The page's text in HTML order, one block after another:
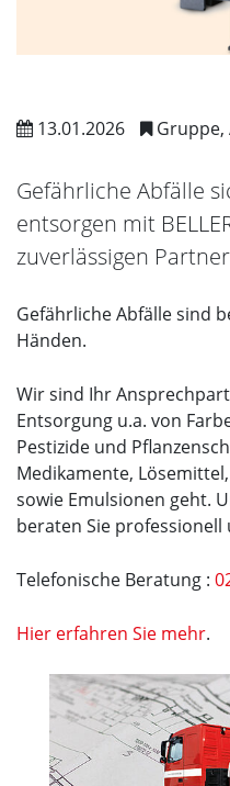
13.01.2026 Gruppe,
Gefährliche Abfälle
entsorgen mit
zuverlässigen
Gefährliche Abfälle sind
Händen.
Wir sind Ihr
Entsorgung u.a. von
Pestizide und
Medikamente,
sowie Emulsionen geht.
beraten Sie professionell
Telefonische Beratung :
Hier erfahren Sie mehr.